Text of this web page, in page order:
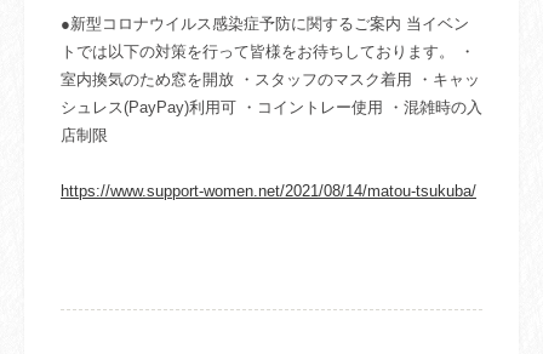
●新型コロナウイルス感染症予防に関するご案内 当イベン
トでは以下の対策を行って皆様をお待ちしております。 ・
室内換気のため窓を開放 ・スタッフのマスク着用 ・キャッ
シュレス(PayPay)利用可 ・コイントレー使用 ・混雑時の入
店制限
https://www.support-women.net/2021/08/14/matou-tsukuba/